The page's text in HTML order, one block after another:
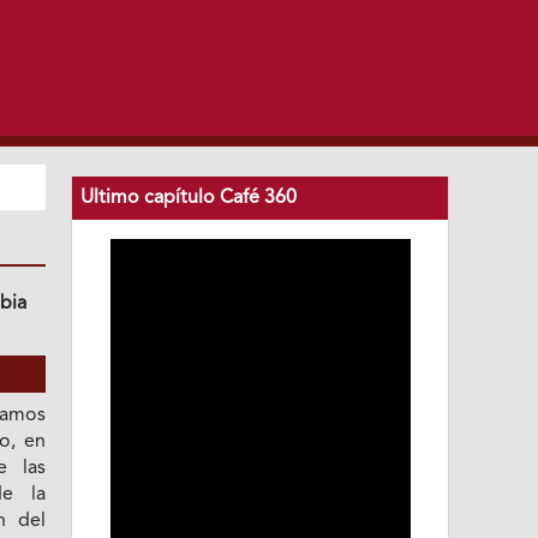
en
las
la
del
Ultimo capítulo Café 360